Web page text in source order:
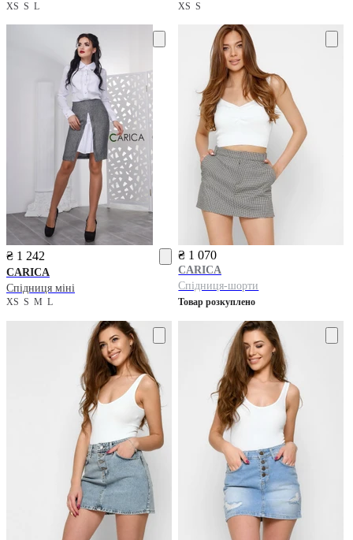
XS S L XSS
₴ 1 242
CARICA
Спідниця міні
XS S M L
₴ 1 070
CARICA
Спідниця-шорти
Товар розкуплено